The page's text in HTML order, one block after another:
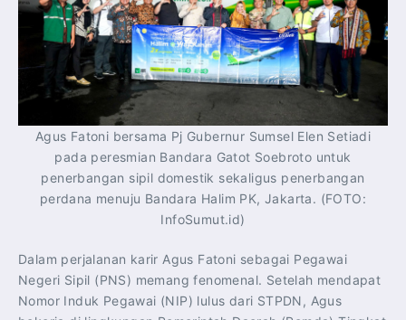
Agus Fatoni bersama Pj Gubernur Sumsel Elen Setiadi
pada peresmian Bandara Gatot Soebroto untuk
penerbangan sipil domestik sekaligus penerbangan
perdana menuju Bandara Halim PK, Jakarta. (FOTO:
InfoSumut.id)
Dalam perjalanan karir Agus Fatoni sebagai Pegawai
Negeri Sipil (PNS) memang fenomenal. Setelah mendapat
Nomor Induk Pegawai (NIP) lulus dari STPDN, Agus